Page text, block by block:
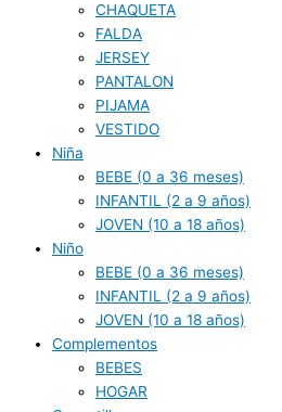
CHAQUETA
FALDA
JERSEY
PANTALON
PIJAMA
VESTIDO
Niña
BEBE (0 a 36 meses)
INFANTIL (2 a 9 años)
JOVEN (10 a 18 años)
Niño
BEBE (0 a 36 meses)
INFANTIL (2 a 9 años)
JOVEN (10 a 18 años)
Complementos
BEBES
HOGAR